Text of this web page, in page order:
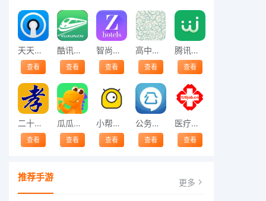
天天动听音乐播放器
查看
酷讯火车票
查看
智尚酒店
查看
高中英语单词表
查看
腾讯微校
查看
二十四孝
查看
瓜瓜龙思维
查看
小帮保险
查看
公务员考试
查看
医疗人才网
查看
推荐手游 更多